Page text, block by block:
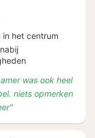
in het centrum
was ook heel
niets opmerken